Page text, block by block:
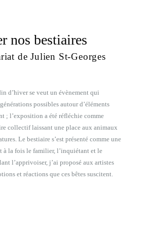
nos bestiaires
de Julien St-Georges
d’hiver se veut un évènement qui
possibles autour d’éléments
; l’exposition a été réfléchie comme
collectif laissant une place aux animaux
Le bestiaire s’est présenté comme une
à la fois le familier, l’inquiétant et le
l’apprivoiser, j’ai proposé aux artistes
et réactions que ces bêtes suscitent.